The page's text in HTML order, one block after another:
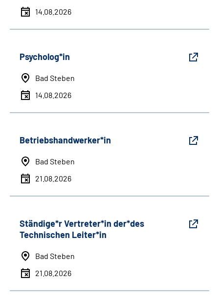
14.08.2026
Psycholog*in
Bad Steben
14.08.2026
Betriebshandwerker*in
Bad Steben
21.08.2026
Ständige*r Vertreter*in der*des
Technischen Leiter*in
Bad Steben
21.08.2026